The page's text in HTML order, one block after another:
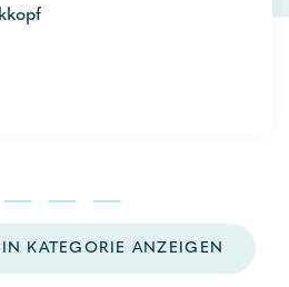
KATEGORIE ANZEIGEN